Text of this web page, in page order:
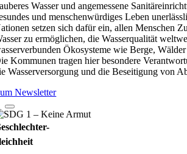
Wasser und angemessene
und menschenwürdiges Leben
setzen sich dafür ein, allen Menschen
zu ermöglichen, die Wasserqualität
Ökosysteme wie Berge,
Kommunen tragen hier besondere
Wasserversorgung und die Beseitigung von
Newsletter